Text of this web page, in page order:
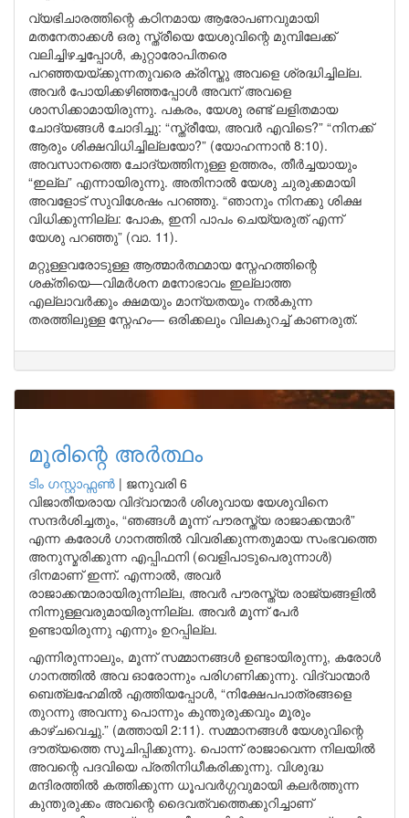
വ്യഭിചാരത്തിന്റെ കഠിനമായ ആരോപണവുമായി
മതനേതാക്കൾ ഒരു സ്ത്രീയെ യേശുവിന്റെ മുമ്പിലേക്ക്
വലിച്ചിഴച്ചപ്പോൾ, കുറ്റാരോപിതരെ
പറഞ്ഞയയ്ക്കുന്നതുവരെ ക്രിസ്തു അവളെ ശ്രദ്ധിച്ചില്ല.
അവർ പോയിക്കഴിഞ്ഞപ്പോൾ അവന് അവളെ
ശാസിക്കാമായിരുന്നു. പകരം, യേശു രണ്ട് ലളിതമായ
ചോദ്യങ്ങൾ ചോദിച്ചു: “സ്ത്രീയേ, അവർ എവിടെ?” “നിനക്ക്
ആരും ശിക്ഷവിധിച്ചില്ലയോ?” (യോഹന്നാൻ 8:10).
അവസാനത്തെ ചോദ്യത്തിനുള്ള ഉത്തരം, തീർച്ചയായും
“ഇല്ല” എന്നായിരുന്നു. അതിനാൽ യേശു ചുരുക്കമായി
അവളോട് സുവിശേഷം പറഞ്ഞു. “ഞാനും നിനക്കു ശിക്ഷ
വിധിക്കുന്നില്ല: പോക, ഇനി പാപം ചെയ്യരുത് എന്ന്
യേശു പറഞ്ഞു” (വാ. 11).
മറ്റുള്ളവരോടുള്ള ആത്മാർത്ഥമായ സ്നേഹത്തിന്റെ
ശക്തിയെ—വിമർശന മനോഭാവം ഇല്ലാത്ത
എല്ലാവർക്കും ക്ഷമയും മാന്യതയും നൽകുന്ന
തരത്തിലുള്ള സ്നേഹം— ഒരിക്കലും വിലകുറച്ച് കാണരുത്.
മൂരിന്റെ അർത്ഥം
ടിം ഗസ്റ്റാഫ്സണ്‍ | ജനുവരി 6
വിജാതീയരായ വിദ്വാന്മാർ ശിശുവായ യേശുവിനെ
സന്ദർശിച്ചതും, “ഞങ്ങൾ മൂന്ന് പൗരസ്ത്യ രാജാക്കന്മാർ”
എന്ന കരോൾ ഗാനത്തിൽ വിവരിക്കുന്നതുമായ സംഭവത്തെ
അനുസ്മരിക്കുന്ന എപ്പിഫനി (വെളിപാടുപെരുന്നാൾ)
ദിനമാണ് ഇന്ന്. എന്നാൽ, അവർ
രാജാക്കന്മാരായിരുന്നില്ല, അവർ പൗരസ്ത്യ രാജ്യങ്ങളിൽ
നിന്നുള്ളവരുമായിരുന്നില്ല. അവർ മൂന്ന് പേർ
ഉണ്ടായിരുന്നു എന്നും ഉറപ്പില്ല.
എന്നിരുന്നാലും, മൂന്ന് സമ്മാനങ്ങൾ ഉണ്ടായിരുന്നു, കരോൾ
ഗാനത്തിൽ അവ ഓരോന്നും പരിഗണിക്കുന്നു. വിദ്വാന്മാർ
ബെത്ലഹേമിൽ എത്തിയപ്പോൾ, “നിക്ഷേപപാത്രങ്ങളെ
തുറന്നു അവന്നു പൊന്നും കുന്തുരുക്കവും മൂരും
കാഴ്ചവെച്ചു.” (മത്തായി 2:11). സമ്മാനങ്ങൾ യേശുവിന്റെ
ദൗത്യത്തെ സൂചിപ്പിക്കുന്നു. പൊന്ന് രാജാവെന്ന നിലയിൽ
അവന്റെ പദവിയെ പ്രതിനിധീകരിക്കുന്നു. വിശുദ്ധ
മന്ദിരത്തിൽ കത്തിക്കുന്ന ധൂപവർഗ്ഗവുമായി കലർത്തുന്ന
കുന്തുരുക്കം അവന്റെ ദൈവത്വത്തെക്കുറിച്ചാണ്